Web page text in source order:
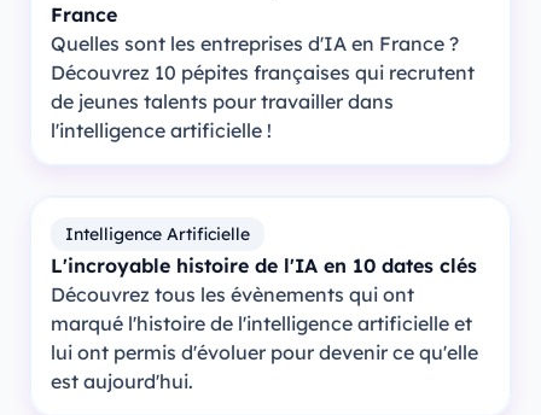
France
Quelles sont les entreprises d'IA en France ?
Découvrez 10 pépites françaises qui recrutent
de jeunes talents pour travailler dans
l'intelligence artificielle !
Intelligence Artificielle
L'incroyable histoire de l'IA en 10 dates clés
Découvrez tous les évènements qui ont
marqué l'histoire de l'intelligence artificielle et
lui ont permis d'évoluer pour devenir ce qu'elle
est aujourd'hui.